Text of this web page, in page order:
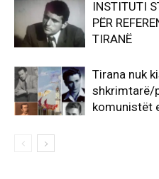
INSTITUTI
PËR
TIRANË
Tirana nuk
shkrimtarë/
komunistët